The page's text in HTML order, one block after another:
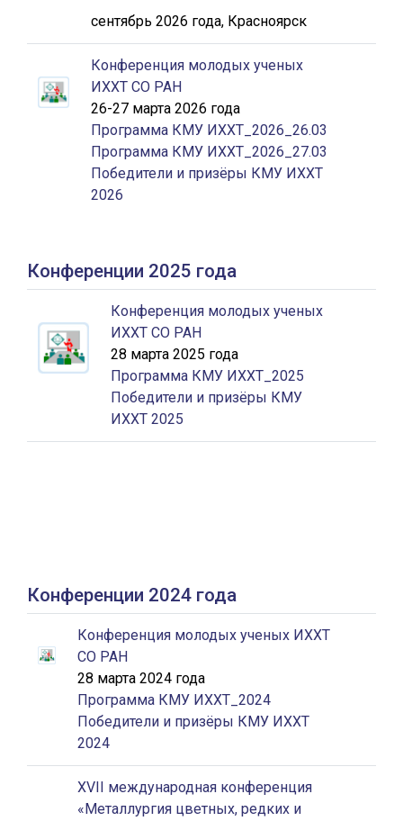
сентябрь 2026 года, Красноярск
Конференция молодых ученых
ИХХТ СО РАН
26-27 марта 2026 года
Программа КМУ ИХХТ_2026_26.03
Программа КМУ ИХХТ_2026_27.03
Победители и призёры КМУ ИХХТ
2026
Конференции 2025 года
Конференция молодых ученых
ИХХТ СО РАН
28 марта 2025 года
Программа КМУ ИХХТ_2025
Победители и призёры КМУ
ИХХТ 2025
Конференции 2024 года
Конференция молодых ученых ИХХТ
СО РАН
28 марта 2024 года
Программа КМУ ИХХТ_2024
Победители и призёры КМУ ИХХТ
2024
XVII международная конференция
«Металлургия цветных, редких и